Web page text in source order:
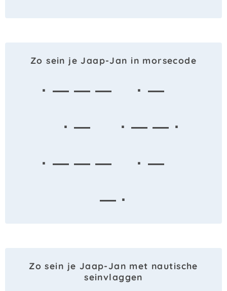
Zo sein je Jaap-Jan in morsecode
· — — —
· —
· —
· — — ·
· — — —
· —
— ·
Zo sein je Jaap-Jan met nautische
seinvlaggen